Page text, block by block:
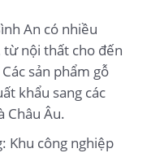
An có nhiều
từ nội thất cho đến
sản phẩm gỗ
khẩu sang các
Châu Âu.
Khu công nghiệp